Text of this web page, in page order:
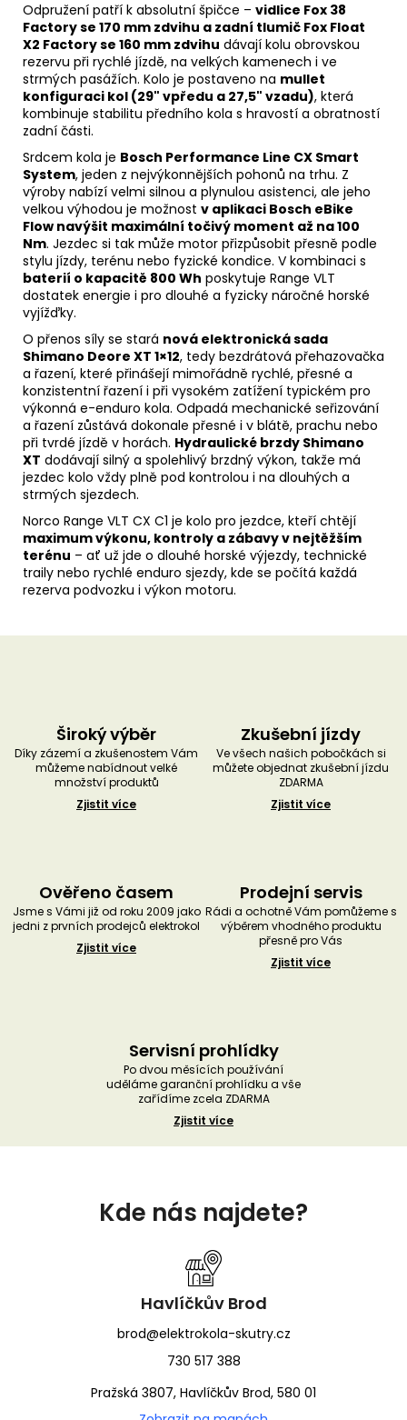
Odpružení patří k absolutní špičce – vidlice Fox 38
Factory se 170 mm zdvihu a zadní tlumič Fox Float
X2 Factory se 160 mm zdvihu dávají kolu obrovskou
rezervu při rychlé jízdě, na velkých kamenech i ve
strmých pasážích. Kolo je postaveno na mullet
konfiguraci kol (29" vpředu a 27,5" vzadu), která
kombinuje stabilitu předního kola s hravostí a obratností
zadní části.
Srdcem kola je Bosch Performance Line CX Smart
System, jeden z nejvýkonnějších pohonů na trhu. Z
výroby nabízí velmi silnou a plynulou asistenci, ale jeho
velkou výhodou je možnost v aplikaci Bosch eBike
Flow navýšit maximální točivý moment až na 100
Nm. Jezdec si tak může motor přizpůsobit přesně podle
stylu jízdy, terénu nebo fyzické kondice. V kombinaci s
baterií o kapacitě 800 Wh poskytuje Range VLT
dostatek energie i pro dlouhé a fyzicky náročné horské
vyjížďky.
O přenos síly se stará nová elektronická sada
Shimano Deore XT 1×12, tedy bezdrátová přehazovačka
a řazení, které přinášejí mimořádně rychlé, přesné a
konzistentní řazení i při vysokém zatížení typickém pro
výkonná e-enduro kola. Odpadá mechanické seřizování
a řazení zůstává dokonale přesné i v blátě, prachu nebo
při tvrdé jízdě v horách. Hydraulické brzdy Shimano
XT dodávají silný a spolehlivý brzdný výkon, takže má
jezdec kolo vždy plně pod kontrolou i na dlouhých a
strmých sjezdech.
Norco Range VLT CX C1 je kolo pro jezdce, kteří chtějí
maximum výkonu, kontroly a zábavy v nejtěžším
terénu – ať už jde o dlouhé horské výjezdy, technické
traily nebo rychlé enduro sjezdy, kde se počítá každá
rezerva podvozku i výkon motoru.
Široký výběr
Díky zázemí a zkušenostem Vám
můžeme nabídnout velké
množství produktů
Zjistit více
Zkušební jízdy
Ve všech našich pobočkách si
můžete objednat zkušební jízdu
ZDARMA
Zjistit více
Ověřeno časem
Jsme s Vámi již od roku 2009 jako
jedni z prvních prodejců elektrokol
Zjistit více
Prodejní servis
Rádi a ochotně Vám pomůžeme s
výběrem vhodného produktu
přesně pro Vás
Zjistit více
Servisní prohlídky
Po dvou měsících používání
uděláme garanční prohlídku a vše
zařídíme zcela ZDARMA
Zjistit více
Kde nás najdete?
Havlíčkův Brod
brod@elektrokola-skutry.cz
730 517 388
Pražská 3807, Havlíčkův Brod, 580 01